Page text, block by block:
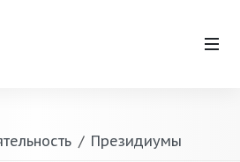
Президиумы